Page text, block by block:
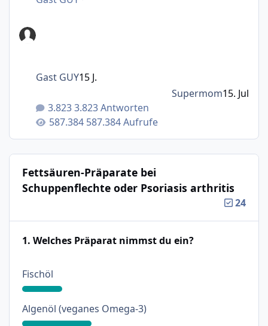
3.823 Antworten
587.384 Aufrufe
Gast GUY15 J.
Supermom15. Jul
Fettsäuren-Präparate bei
Schuppenflechte oder Psoriasis arthritis
24
1. Welches Präparat nimmst du ein?
Fischöl: 18%
Algenöl (veganes Omega-3): 31%